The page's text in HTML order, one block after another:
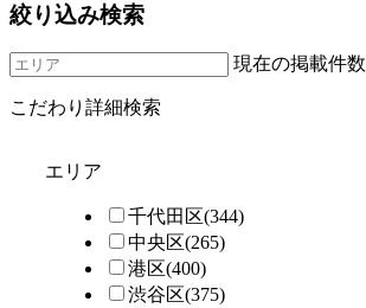
絞り込み検索
現在の掲載件数
こだわり詳細検索
エリア
千代田区(344)
中央区(265)
港区(400)
渋谷区(375)